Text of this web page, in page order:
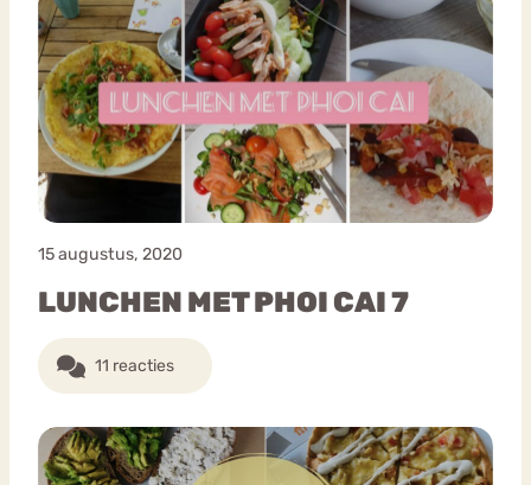
15 augustus, 2020
LUNCHEN MET PHOI CAI 7
11 reacties